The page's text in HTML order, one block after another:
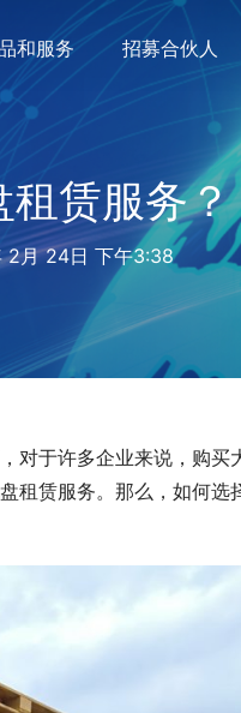
和服务 招募合伙人
租赁服务？
2月 24日 下午3:38
对于许多企业来说，购买
租赁服务。那么，如何选